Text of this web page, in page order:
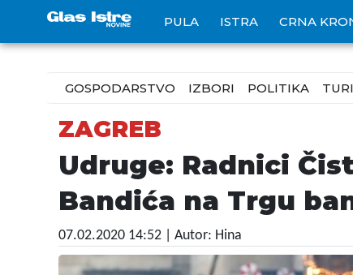
PULA ISTRA CRNA
GOSPODARSTVO IZBORI POLITIKA
ZAGREB
Udruge: Radnici
Bandića na Trgu
07.02.2020 14:52 | Autor: Hina